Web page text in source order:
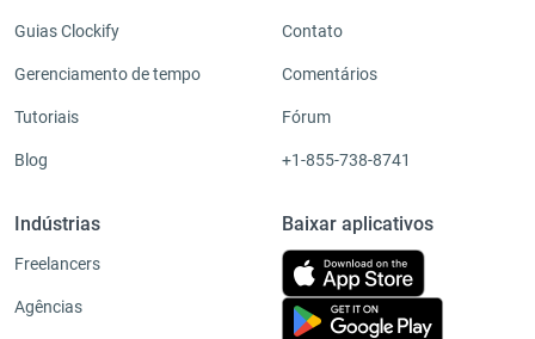
Guias Clockify
Gerenciamento de tempo
Tutoriais
Blog
Indústrias
Freelancers
Agências
Contato
Comentários
Fórum
+1-855-738-8741
Baixar aplicativos